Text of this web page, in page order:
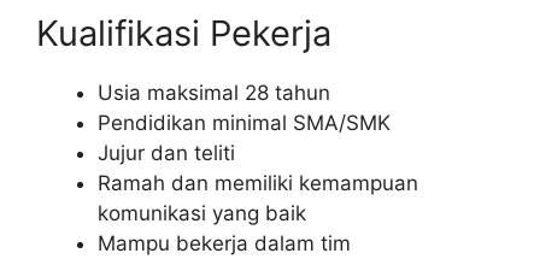
Kualifikasi Pekerja
Usia maksimal 28 tahun
Pendidikan minimal SMA/SMK
Jujur dan teliti
Ramah dan memiliki kemampuan
komunikasi yang baik
Mampu bekerja dalam tim